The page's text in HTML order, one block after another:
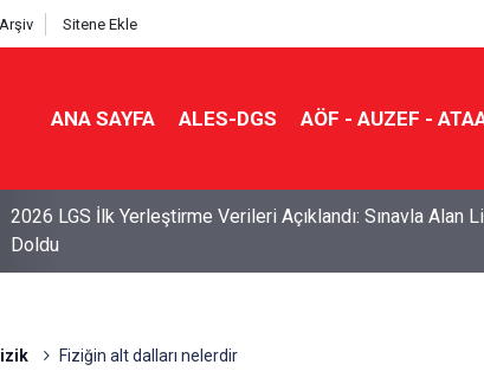
Arşiv Sitene Ekle
ANA SAYFA ALES-DGS AÖF - AUZEF -
2026 LGS İlk Yerleştirme Verileri Açıklandı: Sınavla Alan
Doldu
Fiziğin alt dalları nelerdir